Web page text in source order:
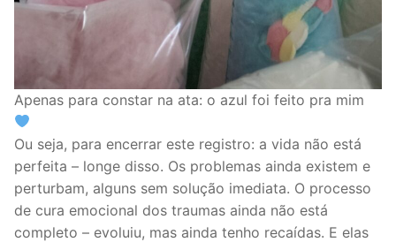
Apenas para constar na ata: o azul foi feito pra mim
Ou seja, para encerrar este registro: a vida não está
perfeita – longe disso. Os problemas ainda existem e
perturbam, alguns sem solução imediata. O processo
de cura emocional dos traumas ainda não está
completo – evoluiu, mas ainda tenho recaídas. E elas